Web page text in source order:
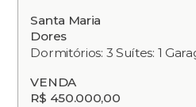
Santa Maria
Dores
Dormitórios: 3 Suítes: 1
VENDA
R$ 450.000,00